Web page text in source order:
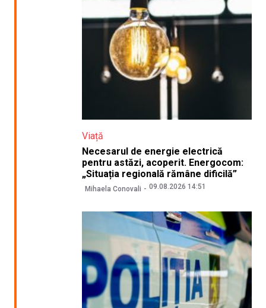
Viață
Necesarul de energie electrică
pentru astăzi, acoperit. Energocom:
„Situația regională rămâne dificilă”
Mihaela Conovali 09.08.2026 14:51